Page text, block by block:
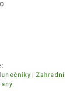
Zahradní